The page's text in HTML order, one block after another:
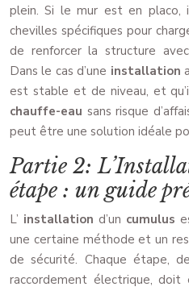
plein. Si le mur est en placo,
chevilles spécifiques pour
de renforcer la structure
Dans le cas d’une installation
est stable et de niveau, et
chauffe-eau sans risque
peut être une solution idéale
Partie 2:
étape : un guide
L’ installation d’un cumulus
une certaine méthode et un
de sécurité. Chaque étape,
raccordement électrique,